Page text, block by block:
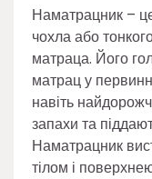
Наматрацник –
чохла або
матраца. Його
матрац у
навіть
запахи та
Наматрацник
тілом і